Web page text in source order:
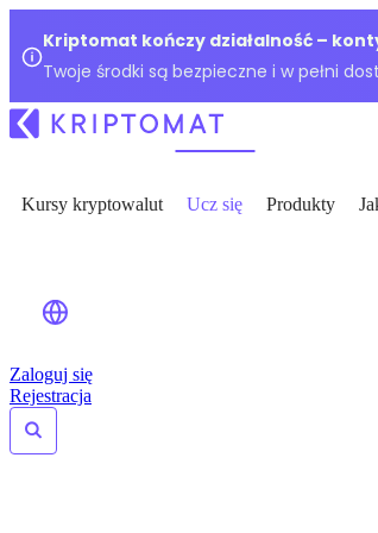
Kriptomat kończy działalność –
Twoje środki są bezpieczne i w pełni
Kursy kryptowalut Ucz się Produkty
Zaloguj się
Rejestracja